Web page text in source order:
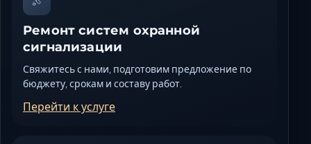
Ремонт систем охранной
сигнализации
Свяжитесь с нами, подготовим предложение по
бюджету, срокам и составу работ.
Перейти к услуге